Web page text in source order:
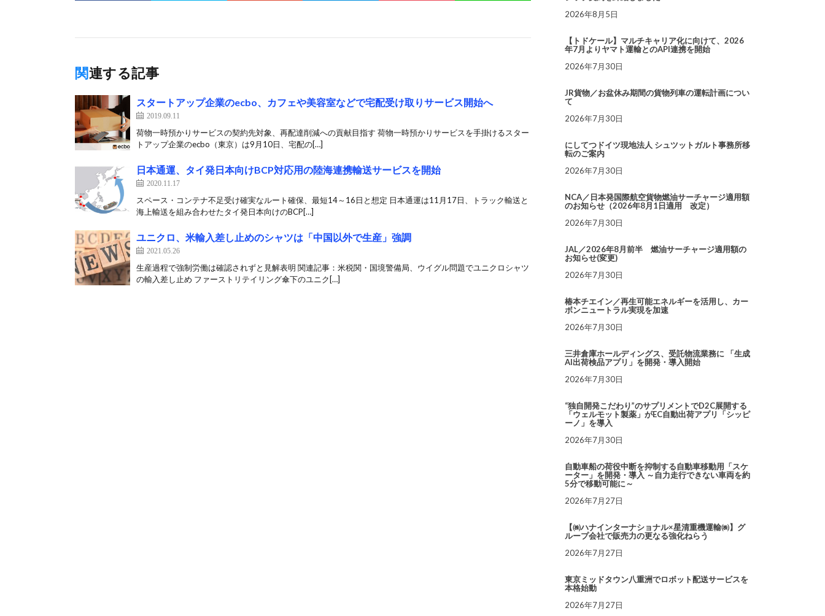
関連する記事
スタートアップ企業のecbo、カフェや美容室などで宅配受け取りサービス開始へ
2019.09.11
荷物一時預かりサービスの契約先対象、再配達削減への貢献目指す 荷物一時預かりサービスを手掛けるスター
トアップ企業のecbo（東京）は9月10日、宅配の[…]
日本通運、タイ発日本向けBCP対応用の陸海連携輸送サービスを開始
2020.11.17
スペース・コンテナ不足受け確実なルート確保、最短14～16日と想定 日本通運は11月17日、トラック輸送と
海上輸送を組み合わせたタイ発日本向けのBCP[…]
ユニクロ、米輸入差し止めのシャツは「中国以外で生産」強調
2021.05.26
生産過程で強制労働は確認されずと見解表明 関連記事：米税関・国境警備局、ウイグル問題でユニクロシャツ
の輸入差し止め ファーストリテイリング傘下のユニク[…]
2026年8月5日
【トドケール】マルチキャリア化に向けて、2026
年7月よりヤマト運輸とのAPI連携を開始
2026年7月30日
JR貨物／お盆休み期間の貨物列車の運転計画につい
て
2026年7月30日
にしてつドイツ現地法人 シュツットガルト事務所移
転のご案内
2026年7月30日
NCA／日本発国際航空貨物燃油サーチャージ適用額
のお知らせ（2026年8月1日適用 改定）
2026年7月30日
JAL／2026年8月前半 燃油サーチャージ適用額の
お知らせ(変更)
2026年7月30日
椿本チエイン／再生可能エネルギーを活用し、カー
ボンニュートラル実現を加速
2026年7月30日
三井倉庫ホールディングス、受託物流業務に 「生成
AI出荷検品アプリ」を開発・導入開始
2026年7月30日
“独自開発こだわり”のサプリメントでD2C展開する
「ウェルモット製薬」がEC自動出荷アプリ「シッピ
ーノ」を導入
2026年7月30日
自動車船の荷役中断を抑制する自動車移動用「スケ
ーター」を開発・導入 ～自力走行できない車両を約
5分で移動可能に～
2026年7月27日
【㈱ハナインターナショナル×星清重機運輸㈱】グ
ループ会社で販売力の更なる強化ねらう
2026年7月27日
東京ミッドタウン八重洲でロボット配送サービスを
本格始動
2026年7月27日